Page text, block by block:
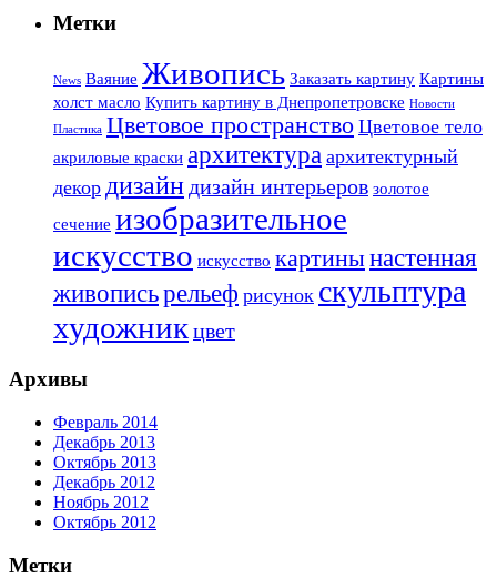
Метки
News Ваяние Живопись Заказать картину Картины
холст масло Купить картину в Днепропетровске Новости
Пластика Цветовое пространство Цветовое тело
акриловые краски архитектура архитектурный
декор дизайндизайн интерьеров золотое
сечение изобразительное
искусство искусство картинынастенная
живописьрельеф рисунок скульптура
художникцвет
Архивы
Февраль 2014
Декабрь 2013
Октябрь 2013
Декабрь 2012
Ноябрь 2012
Октябрь 2012
Метки